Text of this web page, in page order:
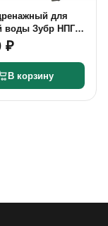
для
воды Зубр НПГ-
₽
В корзину